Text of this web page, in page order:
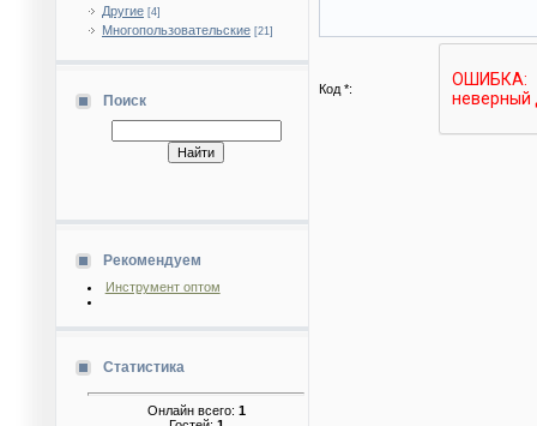
Другие [4]
Многопользовательские [21]
Поиск
Рекомендуем
Инструмент оптом
Статистика
Онлайн всего: 1
Код *: